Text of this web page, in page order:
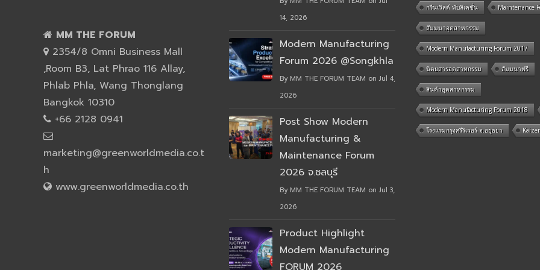
MM THE FORUM
2354/8 Omni Business Mall
,Room B3, Lat Phrao 116 Allay,
Phlab Phla, Wang Thonglang
Bangkok 10310
+66 2128 0941
marketing@greenworldmedia.co.t
h
www.greenworldmedia.co.th
14, 2026
Modern Manufacturing
Forum 2026 @Songkhla
By MM THE FORUM TEAM on Jul 4,
2026
Post Show Modern
Manufacturing &
Maintenance Forum
2026 จ.ชลบุรี
By MM THE FORUM TEAM on Jul 3,
2026
Product Highlight
Modern Manufacturing
FORUM 2026
กรีนเวิลด์ พับลิเคชั่น Maintenance
สัมมนาอุตสาหกรรม
Modern Manufacturing Forum 2017
นิตยสารอุตสาหกรรม สัมมนาฟรี
สินค้าอุตสาหกรรม
Modern Manufacturing Forum 2018
โรงแรมกรุงศรีริเวอร์ จ.อยุธยา